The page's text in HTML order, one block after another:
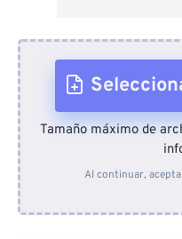
Desde
Tamaño máximo de
Al continuar,